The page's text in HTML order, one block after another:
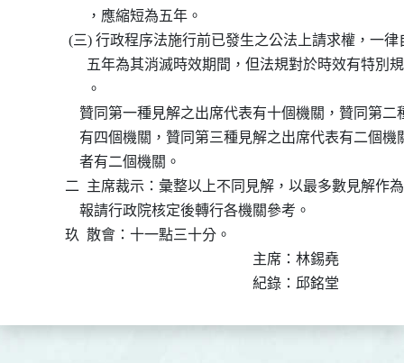
                ，應縮短為五年。
(三) 行政程序法施行前已發生之公法上請求權，一
五年為其消滅時效期間，但法規對於時效有特
                。
贊同第一種見解之出席代表有十個機關，贊同第
有四個機關，贊同第三種見解之出席代表有二個
              者有二個機關。
二  主席裁示：彙整以上不同見解，以最多數見解
              報請行政院核定後轉行各機關參考。
          玖  散會：十一點三十分。
                                                              主席：林錫堯